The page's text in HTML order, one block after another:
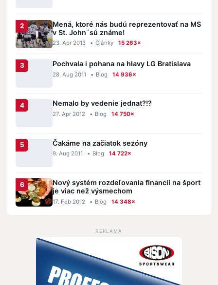
Mená, ktoré nás budú reprezentovať na MS
v St. John´sú známe!
23. Apr 2013 • Články 15 263×
Pochvala i pohana na hlavy LG Bratislava
28. Aug 2011 • Blog 14 936×
Nemalo by vedenie jednat?!?
27. Apr 2012 • Blog 14 750×
Čakáme na začiatok sezóny
9. Aug 2011 • Blog 14 722×
Nový systém rozdeľovania financií na šport
je viac než výsmechom
17. Feb 2012 • Blog 14 348×
REKLAMA